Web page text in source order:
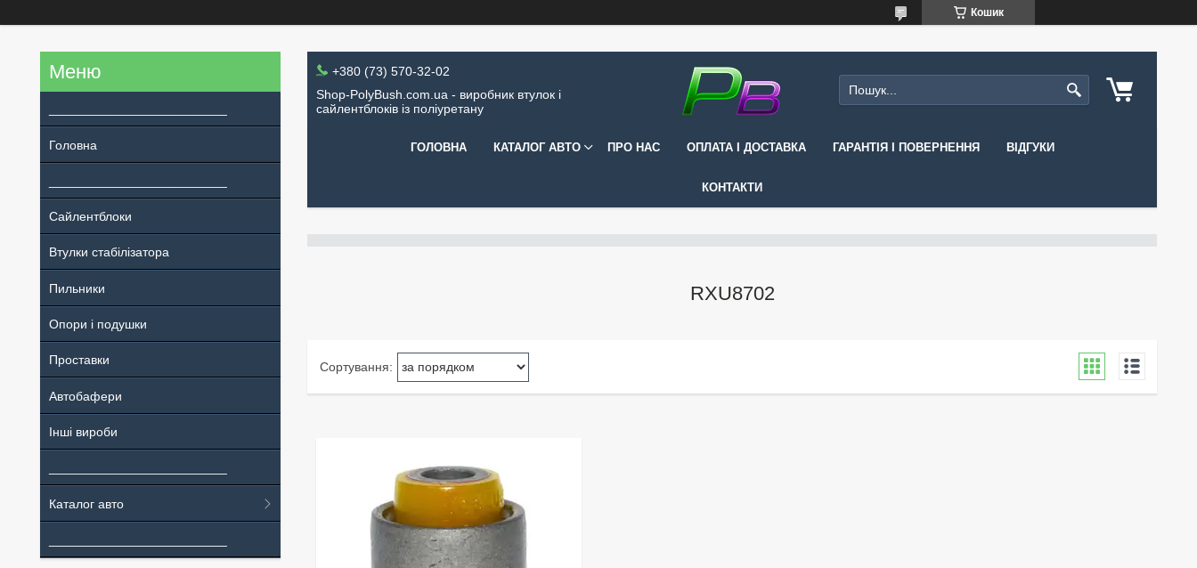
Кошик
+380 (73) 570-32-02
Shop-PolyBush.com.ua - виробник втулок і
сайлентблоків із поліуретану
ГОЛОВНА КАТАЛОГ АВТО ПРО НАС ОПЛАТА І ДОСТАВКА ГАРАНТІЯ І ПОВЕРНЕННЯ ВІДГУКИ
КОНТАКТИ
RXU8702
Головна
Сайлентблоки
Втулки стабілізатора
Пильники
Опори і подушки
Проставки
Автобафери
Інші вироби
Каталог авто